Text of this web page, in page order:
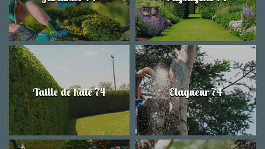
Taille de haie 74 Elagueur 74